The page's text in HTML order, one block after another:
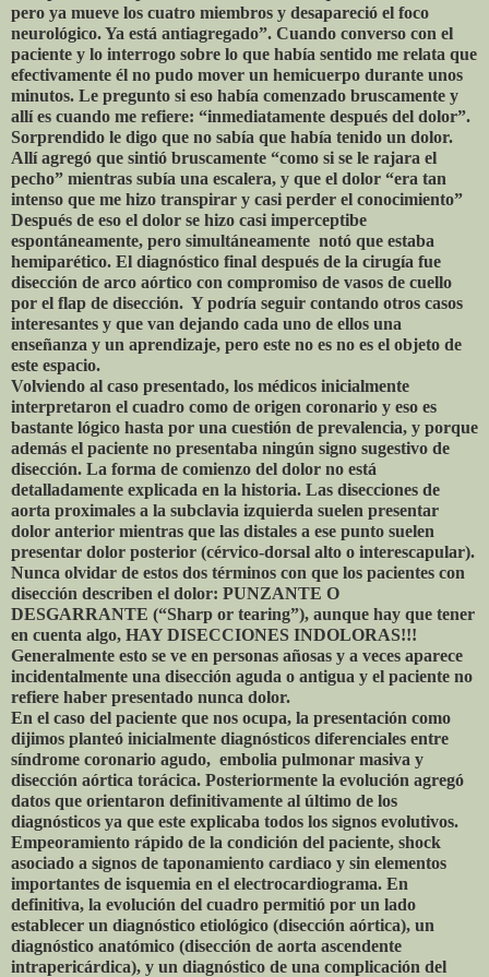
pero ya mueve los cuatro miembros y desapareció el foco
neurológico. Ya está antiagregado”. Cuando converso con el
paciente y lo interrogo sobre lo que había sentido me relata que
efectivamente él no pudo mover un hemicuerpo durante unos
minutos. Le pregunto si eso había comenzado bruscamente y
allí es cuando me refiere: “inmediatamente después del dolor”.
Sorprendido le digo que no sabía que había tenido un dolor.
Allí agregó que sintió bruscamente “como si se le rajara el
pecho” mientras subía una escalera, y que el dolor “era tan
intenso que me hizo transpirar y casi perder el conocimiento”
Después de eso el dolor se hizo casi imperceptibe
espontáneamente, pero simultáneamente notó que estaba
hemiparético. El diagnóstico final después de la cirugía fue
disección de arco aórtico con compromiso de vasos de cuello
por el flap de disección. Y podría seguir contando otros casos
interesantes y que van dejando cada uno de ellos una
enseñanza y un aprendizaje, pero este no es no es el objeto de
este espacio.
Volviendo al caso presentado, los médicos inicialmente
interpretaron el cuadro como de origen coronario y eso es
bastante lógico hasta por una cuestión de prevalencia, y porque
además el paciente no presentaba ningún signo sugestivo de
disección. La forma de comienzo del dolor no está
detalladamente explicada en la historia. Las disecciones de
aorta proximales a la subclavia izquierda suelen presentar
dolor anterior mientras que las distales a ese punto suelen
presentar dolor posterior (cérvico-dorsal alto o interescapular).
Nunca olvidar de estos dos términos con que los pacientes con
disección describen el dolor: PUNZANTE O
DESGARRANTE (“Sharp or tearing”), aunque hay que tener
en cuenta algo, HAY DISECCIONES INDOLORAS!!!
Generalmente esto se ve en personas añosas y a veces aparece
incidentalmente una disección aguda o antigua y el paciente no
refiere haber presentado nunca dolor.
En el caso del paciente que nos ocupa, la presentación como
dijimos planteó inicialmente diagnósticos diferenciales entre
síndrome coronario agudo, embolia pulmonar masiva y
disección aórtica torácica. Posteriormente la evolución agregó
datos que orientaron definitivamente al último de los
diagnósticos ya que este explicaba todos los signos evolutivos.
Empeoramiento rápido de la condición del paciente, shock
asociado a signos de taponamiento cardiaco y sin elementos
importantes de isquemia en el electrocardiograma. En
definitiva, la evolución del cuadro permitió por un lado
establecer un diagnóstico etiológico (disección aórtica), un
diagnóstico anatómico (disección de aorta ascendente
intrapericárdica), y un diagnóstico de una complicación del